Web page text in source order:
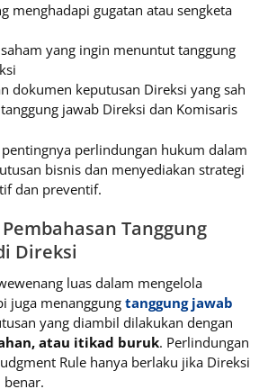
menghadapi gugatan atau sengketa
yang ingin menuntut tanggung
dokumen keputusan Direksi yang sah
jawab Direksi dan Komisaris
perlindungan hukum dalam
bisnis dan menyediakan strategi
dan preventif.
Pembahasan Tanggung
Direksi
luas dalam mengelola
juga menanggung tanggung jawab
yang diambil dilakukan dengan
atau itikad buruk. Perlindungan
Rule hanya berlaku jika Direksi
benar.